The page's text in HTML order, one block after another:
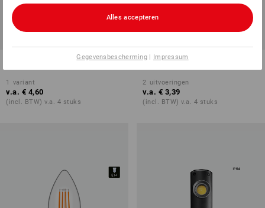
LED-reflectorlamp GU5.3
1 variant
v.a. € 4,60
(incl. BTW) v.a. 4 stuks
LED-lamp E27
2 uitvoeringen
v.a. € 3,39
(incl. BTW) v.a. 4 stuks
Alles accepteren
Gegevensbescherming | Impressum